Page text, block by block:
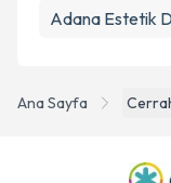
Ana Sayfa
Adana Estetik